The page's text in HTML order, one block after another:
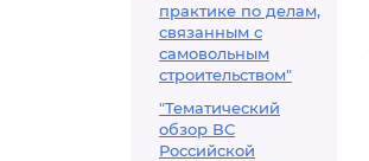
практике по делам,
связанным с
самовольным
строительством"
"Тематический
обзор ВС
Российской